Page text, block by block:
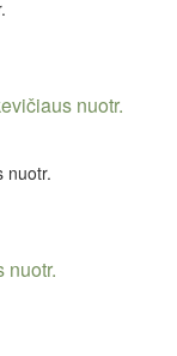
nuotr.